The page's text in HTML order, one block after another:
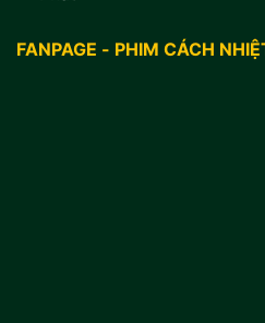
FANPAGE - PHIM CÁCH